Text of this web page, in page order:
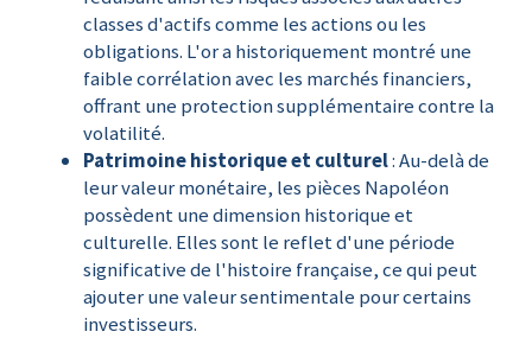
classes d'actifs comme les actions ou les
obligations. L'or a historiquement montré une
faible corrélation avec les marchés financiers,
offrant une protection supplémentaire contre la
volatilité.
Patrimoine historique et culturel: Au-delà de
leur valeur monétaire, les pièces Napoléon
possèdent une dimension historique et
culturelle. Elles sont le reflet d'une période
significative de l'histoire française, ce qui peut
ajouter une valeur sentimentale pour certains
investisseurs.